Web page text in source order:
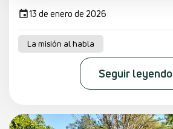
13 de enero de 2026
La misión al habla
Seguir leyendo